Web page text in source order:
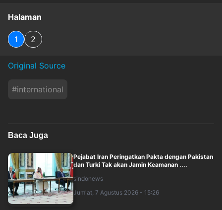
Halaman
1 2
Original Source
#international
Baca Juga
Pejabat Iran Peringatkan Pakta dengan Pakistan
dan Turki Tak akan Jamin Keamanan ....
sindonews
Jum'at, 7 Agustus 2026 - 15:26